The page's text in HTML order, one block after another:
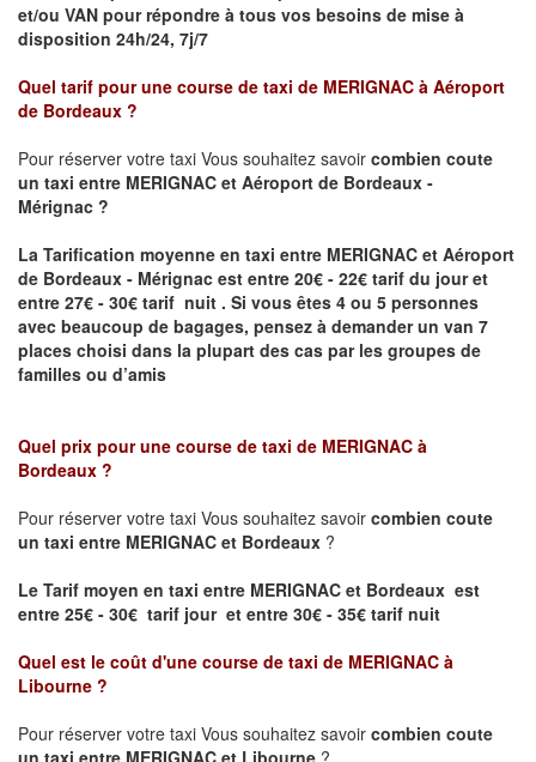
et/ou VAN pour répondre à tous vos besoins de mise à
disposition 24h/24, 7j/7
Quel tarif pour une course de taxi de MERIGNAC à Aéroport
de Bordeaux ?
Pour réserver votre taxi Vous souhaitez savoir combien coute
un taxi entre MERIGNAC et Aéroport de Bordeaux -
Mérignac ?
La Tarification moyenne en taxi entre MERIGNAC et Aéroport
de Bordeaux - Mérignac est entre 20€ - 22€ tarif du jour et
entre 27€ - 30€ tarif nuit . Si vous êtes 4 ou 5 personnes
avec beaucoup de bagages, pensez à demander un van 7
places choisi dans la plupart des cas par les groupes de
familles ou d’amis
Quel prix pour une course de taxi de MERIGNAC à
Bordeaux ?
Pour réserver votre taxi Vous souhaitez savoir combien coute
un taxi entre MERIGNAC et Bordeaux ?
Le Tarif moyen en taxi entre MERIGNAC et Bordeaux est
entre 25€ - 30€ tarif jour et entre 30€ - 35€ tarif nuit
Quel est le coût d'une course de taxi de MERIGNAC à
Libourne ?
Pour réserver votre taxi Vous souhaitez savoir combien coute